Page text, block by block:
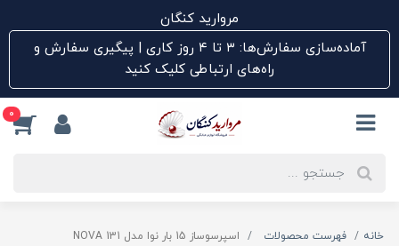
مروارید کنگان
آماده‌سازی سفارش‌ها: ۳ تا ۴ روز کاری | پیگیری سفارش و
راه‌های ارتباطی کلیک کنید
0
خانه فهرست محصولات اسپرسوساز 15 بار نوا مدل NOVA 131